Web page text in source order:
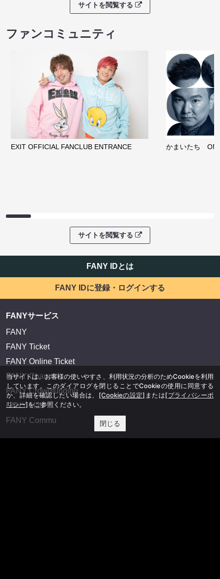
サイトを閲覧する
ファンコミュニティ
EXIT OFFICIAL FANCLUB ENTRANCE かまいたち
サイトを閲覧する
FANY IDとは
FANY IDに登録・ログインする
FANYサービス
FANY
FANY Ticket
FANY Online Ticket
FANY Channel
FANY Crowdfunding
FANY Mall
FANY Commu
当サイトは、お客様の使いやすさ、利用状況の分析のためCookieを利用
しています。このダイアログを閉じることでCookieの使用に同意する
か、詳細を確認したい場合は、 [Cookieの設定] または[プライバシーポ
リシー]をご参照ください。
閉じる